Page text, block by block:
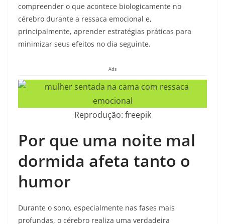
compreender o que acontece biologicamente no
cérebro durante a ressaca emocional e,
principalmente, aprender estratégias práticas para
minimizar seus efeitos no dia seguinte.
Ads
Reprodução: freepik
Por que uma noite mal
dormida afeta tanto o
humor
Durante o sono, especialmente nas fases mais
profundas, o cérebro realiza uma verdadeira